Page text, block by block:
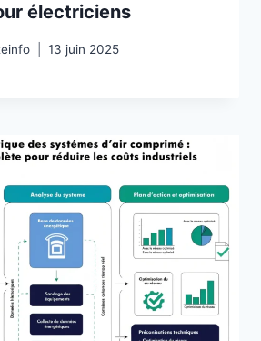
électriciens
13 juin 2025